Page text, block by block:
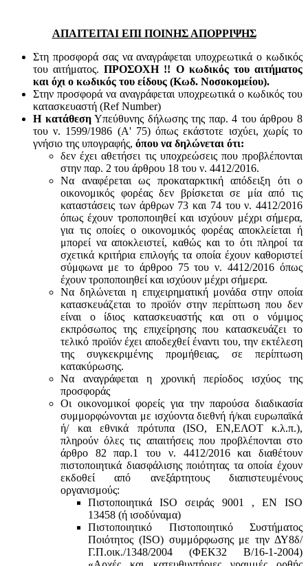
ΑΠΑΙΤΕΙΤΑΙ ΕΠΙ ΠΟΙΝΗΣ ΑΠΟΡΡΙΨΗΣ
Στη προσφορά σας να αναγράφεται υποχρεωτικά ο κωδικός
του αιτήματος.ΠΡΟΣΟΧΗ !! Ο κωδικός του αιτήματος
και όχι ο κωδικός του είδους (Κωδ. Νοσοκομείου).
Στην προσφορά να αναγράφεται υποχρεωτικά ο κωδικός του
κατασκευαστή (Ref Number)
Η κατάθεσηΥπεύθυνης δήλωσης της παρ. 4 του άρθρου 8
του ν. 1599/1986 (Α' 75) όπως εκάστοτε ισχύει, χωρίς το
γνήσιο της υπογραφής, όπου να δηλώνεται ότι:
δεν έχει αθετήσει τις υποχρεώσεις που προβλέπονται
στην παρ. 2 του άρθρου 18 του ν. 4412/2016.
Να αναφέρεται ως προκαταρκτική απόδειξη ότι ο
οικονομικός φορέας δεν βρίσκεται σε μία από τις
καταστάσεις των άρθρων 73 και 74 του ν. 4412/2016
όπως έχουν τροποποιηθεί και ισχύουν μέχρι σήμερα,
για τις οποίες ο οικονομικός φορέας αποκλείεται ή
μπορεί να αποκλειστεί, καθώς και το ότι πληροί τα
σχετικά κριτήρια επιλογής τα οποία έχουν καθοριστεί
σύμφωνα με τo άρθροo 75 του ν. 4412/2016 όπως
έχουν τροποποιηθεί και ισχύουν μέχρι σήμερα.
Να δηλώνεται η επιχειρηματική μονάδα στην οποία
κατασκευάζεται το προϊόν στην περίπτωση που δεν
είναι ο ίδιος κατασκευαστής και oτι ο νόμιμος
εκπρόσωπος της επιχείρησης που κατασκευάζει το
τελικό προϊόν έχει αποδεχθεί έναντι του, την εκτέλεση
της συγκεκριμένης προμήθειας, σε περίπτωση
κατακύρωσης.
Να αναγράφεται η χρονική περίοδος ισχύος της
προσφοράς
Οι οικονομικοί φορείς για την παρούσα διαδικασία
συμμορφώνονται με ισχύοντα διεθνή ή/και ευρωπαϊκά
ή/ και εθνικά πρότυπα (ISO, ΕΝ,ΕΛΟΤ κ.λ.π.),
πληρούν όλες τις απαιτήσεις που προβλέπονται στο
άρθρο 82 παρ.1 του ν. 4412/2016 και διαθέτουν
πιστοποιητικά διασφάλισης ποιότητας τα οποία έχουν
εκδοθεί από ανεξάρτητους διαπιστευμένους
οργανισμούς:
Πιστοποιητικά ISO σειράς 9001 , ΕΝ ISO
13458 (ή ισοδύναμα)
Πιστοποιητικό Πιστοποιητικό Συστήματος
Ποιότητος (ISO) συμμόρφωσης με την ΔΥ8δ/
Γ.Π.οικ./1348/2004 (ΦΕΚ32 Β/16-1-2004)